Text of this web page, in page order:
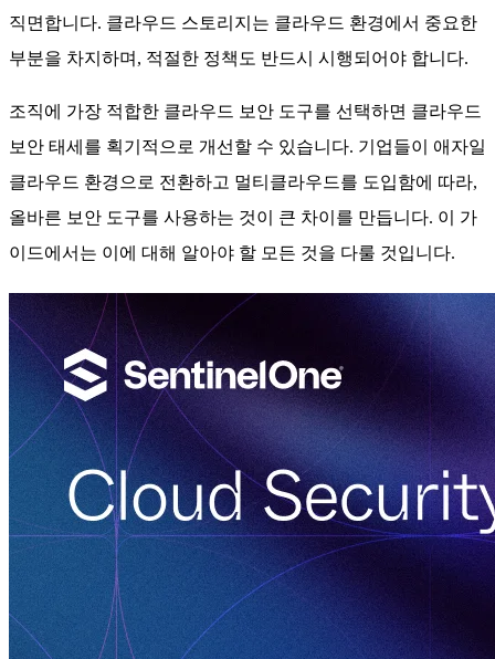
직면합니다. 클라우드 스토리지는 클라우드 환경에서 중요한
부분을 차지하며, 적절한 정책도 반드시 시행되어야 합니다.
조직에 가장 적합한 클라우드 보안 도구를 선택하면 클라우드
보안 태세를 획기적으로 개선할 수 있습니다. 기업들이 애자일
클라우드 환경으로 전환하고 멀티클라우드를 도입함에 따라,
올바른 보안 도구를 사용하는 것이 큰 차이를 만듭니다. 이 가
이드에서는 이에 대해 알아야 할 모든 것을 다룰 것입니다.